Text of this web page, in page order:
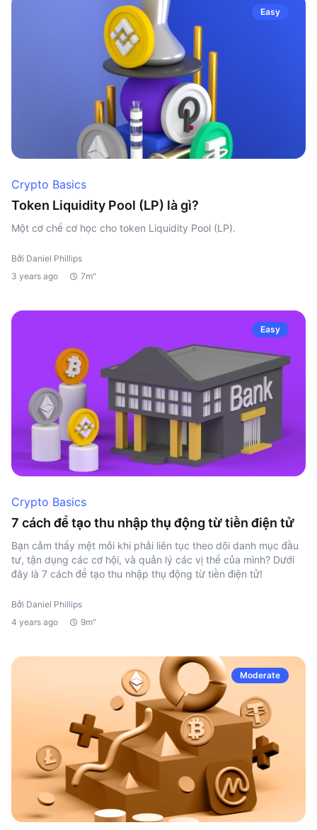
Easy
Crypto Basics
Token Liquidity Pool (LP) là gì?
Một cơ chế cơ học cho token Liquidity Pool (LP).
Bởi Daniel Phillips
3 years ago
7m"
Easy
Crypto Basics
7 cách để tạo thu nhập thụ động từ tiền điện tử
Bạn cảm thấy mệt mỏi khi phải liên tục theo dõi danh mục đầu
tư, tận dụng các cơ hội, và quản lý các vị thế của mình? Dưới
đây là 7 cách để tạo thu nhập thụ động từ tiền điện tử!
Bởi Daniel Phillips
4 years ago
9m"
Moderate